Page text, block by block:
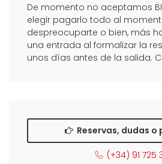
De momento no aceptamos
elegir pagarlo todo al
despreocuparte o bien, más
una entrada al formalizar la
unos días antes de la salida.
Reservas, dudas o
(+34) 91 725